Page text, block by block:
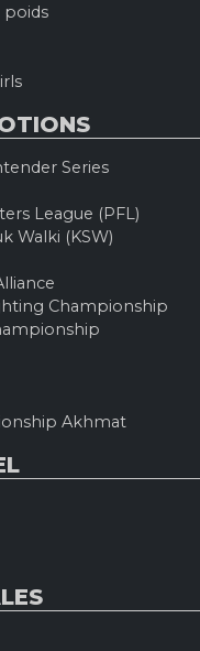
poids
Series
League (PFL)
Walki (KSW)
Championship
Akhmat